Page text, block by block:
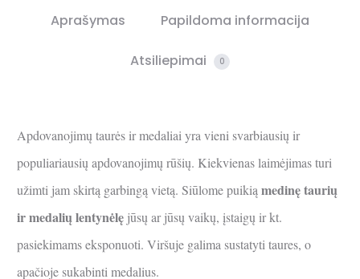
Aprašymas Papildoma informacija
Atsiliepimai 0
Apdovanojimų taurės ir medaliai yra vieni svarbiausių ir
populiariausių apdovanojimų rūšių. Kiekvienas laimėjimas turi
užimti jam skirtą garbingą vietą. Siūlome puikią medinę taurių
ir medalių lentynėlę jūsų ar jūsų vaikų, įstaigų ir kt.
pasiekimams eksponuoti. Viršuje galima sustatyti taures, o
apačioje sukabinti medalius.